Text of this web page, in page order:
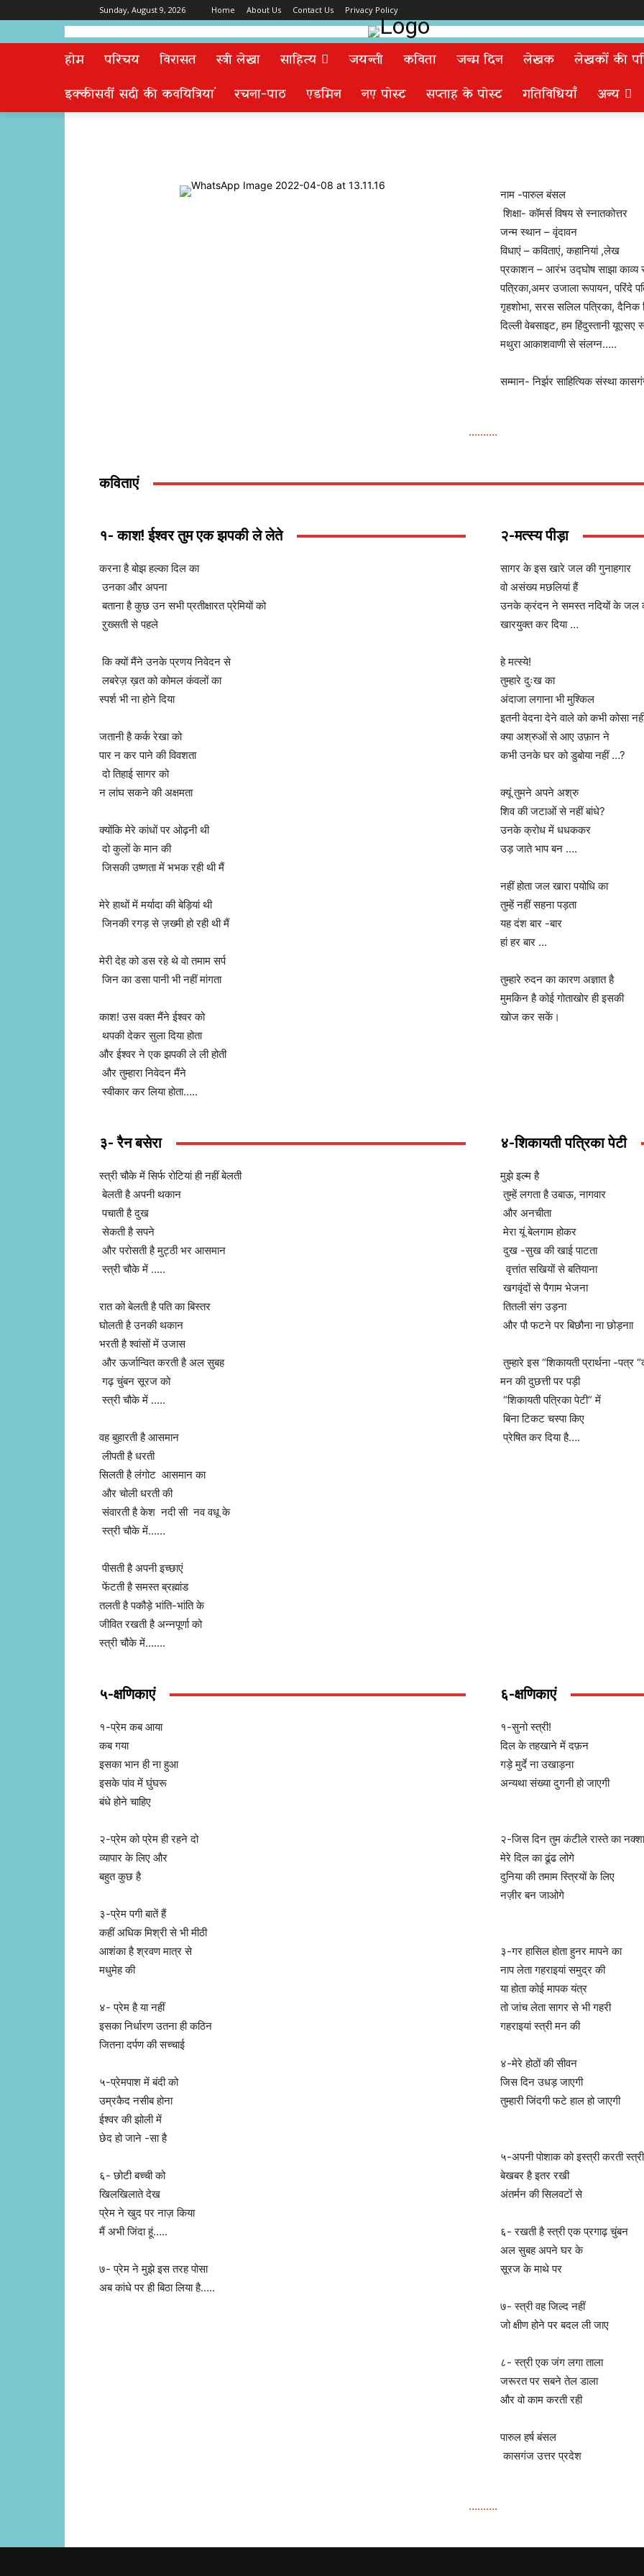
Sunday, August 9, 2026 Home About Us Contact Us Privacy Policy
होम परिचय विरासत स्त्री लेखा साहित्य जयन्ती कविता जन्म दिन लेखक
लेखकों की
इक्कीसवीं सदी की कवयित्रियां
रचना-पाठ एडमिन नए पोस्ट सप्ताह के पोस्ट गतिविधियाँ अन्य
नाम -पारुल बंसल
शिक्षा- कॉमर्स विषय से स्नातकोत्तर
जन्म स्थान – वृंदावन
विधाएं – कविताएं, कहानियां ,लेख
प्रकाशन – आरंभ उद्घोष साझा
पत्रिका,अमर उजाला रूपायन, परिंदे
गृहशोभा, सरस सलिल पत्रिका, दैनिक
दिल्ली वेबसाइट, हम हिंदुस्तानी
मथुरा आकाशवाणी से संलग्न…..
सम्मान- निर्झर साहित्यिक संस्था
……….
कविताएं
१- काश! ईश्वर तुम एक झपकी ले लेते
करना है बोझ हल्का दिल का
उनका और अपना
बताना है कुछ उन सभी प्रतीक्षारत प्रेमियों को
ऱुख्सती से पहले
कि क्यों मैंने उनके प्रणय निवेदन से
लबरेज़ ख़त को कोमल कंंवलों का
स्पर्श भी ना होने दिया
जतानी है कर्क रेखा को
पार न कर पाने की विवशता
दो तिहाई सागर को
न लांघ सकने की अक्षमता
क्योंकि मेरे कांधों पर ओढ़नी थी
दो कुलों के मान की
जिसकी उष्णता में भभक रही थी मैं
मेरे हाथों में मर्यादा की बेड़ियां थी
जिनकी रगड़ से ज़ख्मी हो रही थी मैं
मेरी देह को डस रहे थे वो तमाम सर्प
जिन का डसा पानी भी नहीं मांगता
काश! उस वक्त मैंने ईश्वर को
थपकी देकर सुला दिया होता
और ईश्वर ने एक झपकी ले ली होती
और तुम्हारा निवेदन मैंने
स्वीकार कर लिया होता…..
२-मत्स्य पीड़ा
सागर के इस खारे जल की गुनाहगार
वो असंख्य मछलियां हैं
उनके क्रंदन ने समस्त नदियों के जल
खारयुक्त कर दिया …
हे मत्स्ये!
तुम्हारे दुःख का
अंदाजा लगाना भी मुश्किल
इतनी वेदना देने वाले को कभी कोसा
क्या अश्रुओं से आए उफ़ान ने
कभी उनके घर को डुबोया नहीं …?
क्यूं तुमने अपने अश्रु
शिव की जटाओं से नहीं बांधे?
उनके क्रोध में धधककर
उड़ जाते भाप बन ….
नहीं होता जल खारा पयोधि का
तुम्हें नहीं सहना पड़ता
यह दंश बार -बार
हां हर बार …
तुम्हारे रुदन का कारण अज्ञात है
मुमकिन है कोई गोताखोर ही इसकी
खोज कर सकें।
३- रैन बसेरा
स्त्री चौके में सिर्फ रोटियां ही नहीं बेलती
बेलती है अपनी थकान
पचाती है दुख
सेकती है सपने
और परोसती है मुट्ठी भर आसमान
स्त्री चौके में …..
रात को बेलती है पति का बिस्तर
घोलती है उनकी थकान
भरती है श्वांसों में उजास
और ऊर्जान्वित करती है अल सुबह
गढ़ चुंबन सूरज को
स्त्री चौके में …..
वह बुहारती है आसमान
लीपती है धरती
सिलती है लंगोट आसमान का
और चोली धरती की
संवारती है केश नदी सी नव वधू के
स्त्री चौके में……
पीसती है अपनी इच्छाएं
फेंटती है समस्त ब्रह्मांड
तलती है पकौड़े भांति-भांति के
जीवित रखती है अन्नपूर्णा को
स्त्री चौके में…….
४-शिकायती पत्रिका पेटी
मुझे इल्म है
तुम्हें लगता है उबाऊ, नागवार
और अनचीता
मेरा यूं बेलगाम होकर
दुख -सुख की खाई पाटता
वृत्तांत सखियों से बतियाना
खगवृंदों से पैगाम भेजना
तितली संग उड़ना
और पौ फटने पर बिछौना ना छोड़नाा
तुम्हारे इस “शिकायती प्रार्थना -पत्र
मन की दुछत्ती पर पड़ी
“शिकायती पत्रिका पेटी” में
बिना टिकट चस्पा किए
प्रेषित कर दिया है….
५-क्षणिकाएं
१-प्रेम कब आया
कब गया
इसका भान ही ना हुआ
इसके पांव में घुंघरू
बंधे होने चाहिए
२-प्रेम को प्रेम ही रहने दो
व्यापार के लिए और
बहुत कुछ है
३-प्रेम पगी बातें हैं
कहीं अधिक मिश्री से भी मीठी
आशंका है श्रवण मात्र से
मधुमेह की
४- प्रेम है या नहीं
इसका निर्धारण उतना ही कठिन
जितना दर्पण की सच्चाई
५-प्रेमपाश में बंदी को
उम्रकैद नसीब होना
ईश्वर की झोली में
छेद हो जाने -सा है
६- छोटी बच्ची को
खिलखिलाते देख
प्रेम ने खुद पर नाज़ किया
मैं अभी जिंदा हूं…..
७- प्रेम ने मुझे इस तरह पोसा
अब कांधे पर ही बिठा लिया है…..
६-क्षणिकाएं
१-सुनो स्त्री!
दिल के तहखाने में दफ़न
गड़े मुर्दे ना उखाड़ना
अन्यथा संख्या दुगनी हो जाएगी
२-जिस दिन तुम कंटीले रास्ते का नक्शा
मेरे दिल का ढूंढ लोगे
दुनिया की तमाम स्त्रियों के लिए
नज़ीर बन जाओगे
३-गर हासिल होता हुनर मापने का
नाप लेता गहराइयां समुद्र की
या होता कोई मापक यंत्र
तो जांच लेता सागर से भी गहरी
गहराइयां स्त्री मन की
४-मेरे होठों की सीवन
जिस दिन उधड़ जाएगी
तुम्हारी जिंदगी फटे हाल हो जाएगी
५-अपनी पोशाक को इस्त्री करती स्त्री
बेखबर है इतर रखी
अंतर्मन की सिलवटों से
६- रखती है स्त्री एक प्रगाढ़ चुंबन
अल सुबह अपने घर के
सूरज के माथे पर
७- स्त्री वह जिल्द नहीं
जो क्षीण होने पर बदल ली जाए
८- स्त्री एक जंग लगा ताला
जरूरत पर सबने तेल डाला
और वो काम करती रही
पारुल हर्ष बंसल
कासगंज उत्तर प्रदेश
……….